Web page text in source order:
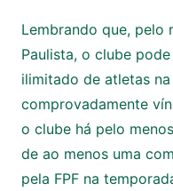
Lembrando que, pelo
Paulista, o clube
ilimitado de atletas
comprovadamente
o clube há pelo
de ao menos uma
pela FPF na